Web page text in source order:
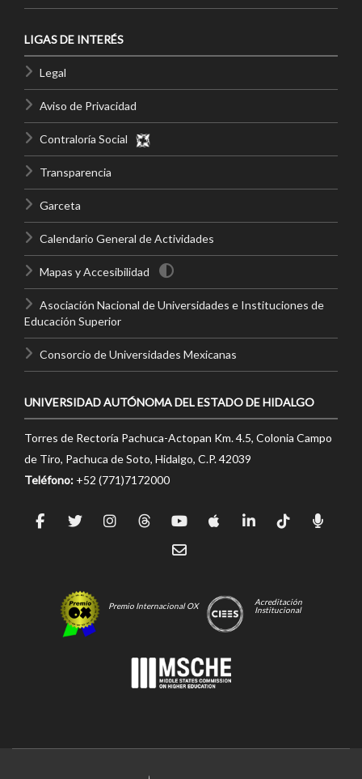
LIGAS DE INTERÉS
Legal
Aviso de Privacidad
Contraloría Social
Transparencia
Garceta
Calendario General de Actividades
Mapas y Accesibilidad
Asociación Nacional de Universidades e Instituciones de
Educación Superior
Consorcio de Universidades Mexicanas
UNIVERSIDAD AUTÓNOMA DEL ESTADO DE HIDALGO
Torres de Rectoría Pachuca-Actopan Km. 4.5, Colonia Campo
de Tiro, Pachuca de Soto, Hidalgo, C.P. 42039
Teléfono: +52 (771)7172000
Premio Internacional OX
Acreditación
Institucional